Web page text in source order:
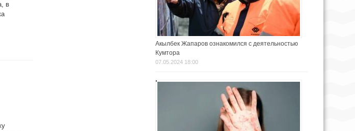
в
Акылбек Жапаров ознакомился с деятельностью
Кумтора
07.05.2024 18:00